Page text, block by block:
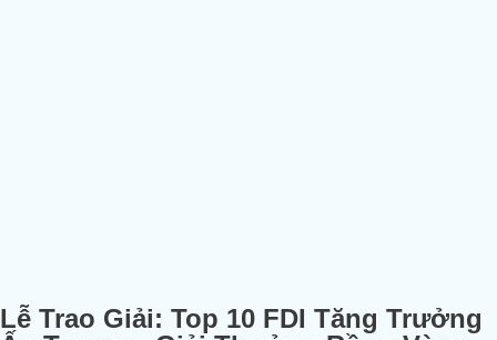
Lễ Trao Giải: Top 10 FDI Tăng Trưởng